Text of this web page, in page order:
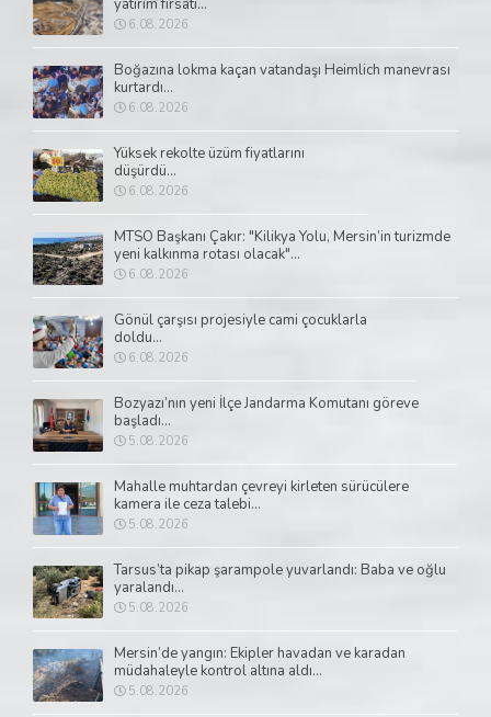
yatırım fırsatı...
6.08.2026
Boğazına lokma kaçan vatandaşı Heimlich manevrası
kurtardı...
6.08.2026
Yüksek rekolte üzüm fiyatlarını
düşürdü...
6.08.2026
MTSO Başkanı Çakır: "Kilikya Yolu, Mersin’in turizmde
yeni kalkınma rotası olacak"...
6.08.2026
Gönül çarşısı projesiyle cami çocuklarla
doldu...
6.08.2026
Bozyazı’nın yeni İlçe Jandarma Komutanı göreve
başladı...
5.08.2026
Mahalle muhtardan çevreyi kirleten sürücülere
kamera ile ceza talebi...
5.08.2026
Tarsus’ta pikap şarampole yuvarlandı: Baba ve oğlu
yaralandı...
5.08.2026
Mersin’de yangın: Ekipler havadan ve karadan
müdahaleyle kontrol altına aldı...
5.08.2026